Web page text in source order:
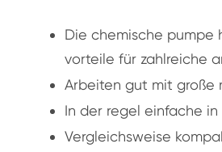
Die chemische pumpe
vorteile für zahlreiche
Arbeiten gut mit große
In der regel einfache
Vergleichsweise